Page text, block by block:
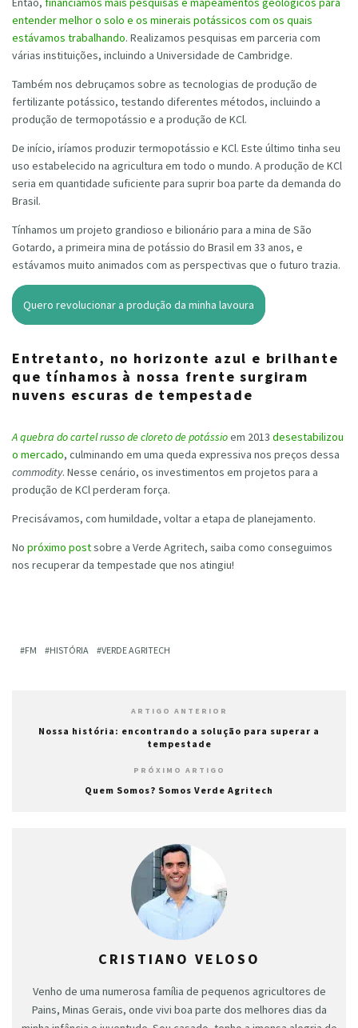
entender melhor o solo e os minerais potássicos com os quais
estávamos trabalhando. Realizamos pesquisas em parceria com
várias instituições, incluindo a Universidade de Cambridge.
Também nos debruçamos sobre as tecnologias de produção de
fertilizante potássico, testando diferentes métodos, incluindo a
produção de termopotássio e a produção de KCl.
De início, iríamos produzir termopotássio e KCl. Este último tinha seu
uso estabelecido na agricultura em todo o mundo. A produção de KCl
seria em quantidade suficiente para suprir boa parte da demanda do
Brasil.
Tínhamos um projeto grandioso e bilionário para a mina de São
Gotardo, a primeira mina de potássio do Brasil em 33 anos, e
estávamos muito animados com as perspectivas que o futuro trazia.
Quero revolucionar a produção da minha lavoura
Entretanto, no horizonte azul e brilhante
que tínhamos à nossa frente surgiram
nuvens escuras de tempestade
A quebra do cartel russo de cloreto de potássioem 2013 desestabilizou
o mercado, culminando em uma queda expressiva nos preços dessa
commodity. Nesse cenário, os investimentos em projetos para a
produção de KCl perderam força.
Precisávamos, com humildade, voltar a etapa de planejamento.
No próximo postsobre a Verde Agritech, saiba como conseguimos
nos recuperar da tempestade que nos atingiu!
FM HISTÓRIA VERDE AGRITECH
ARTIGO ANTERIOR
Nossa história: encontrando a solução para superar a
tempestade
PRÓXIMO ARTIGO
Quem Somos? Somos Verde Agritech
CRISTIANO VELOSO
Venho de uma numerosa família de pequenos agricultores de
Pains, Minas Gerais, onde vivi boa parte dos melhores dias da